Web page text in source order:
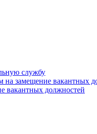
службу
на замещение вакантных
вакантных должностей